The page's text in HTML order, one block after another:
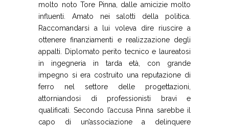
molto noto Tore Pinna, dalle amicizie molto
influenti. Amato nei salotti della politica.
Raccomandarsi a lui voleva dire riuscire a
ottenere finanziamenti e realizzazione degli
appalti. Diplomato perito tecnico e laureatosi
in ingegneria in tarda età, con grande
impegno si era costruito una reputazione di
ferro nel settore delle progettazioni,
attorniandosi di professionisti bravi e
qualificati. Secondo l’accusa Pinna sarebbe il
capo di un’associazione a delinquere